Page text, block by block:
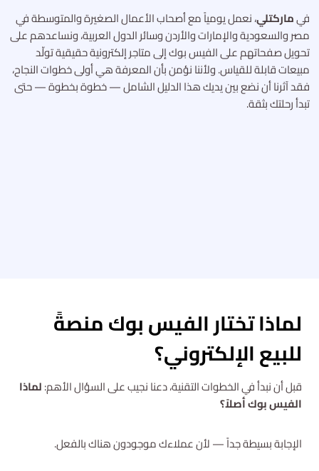
فيماركتلي، نعمل يومياً مع أصحاب الأعمال الصغيرة والمتوسطة في
مصر والسعودية والإمارات والأردن وسائر الدول العربية، ونساعدهم على
تحويل صفحاتهم على الفيس بوك إلى متاجر إلكترونية حقيقية تولّد
مبيعات قابلة للقياس. ولأننا نؤمن بأن المعرفة هي أولى خطوات النجاح،
فقد آثرنا أن نضع بين يديك هذا الدليل الشامل — خطوة بخطوة — حتى
تبدأ رحلتك بثقة.
لماذا تختار الفيس بوك منصةً
للبيع الإلكتروني؟
قبل أن نبدأ في الخطوات التقنية، دعنا نجيب على السؤال الأهم:لماذا
الفيس بوك أصلاً؟
الإجابة بسيطة جداً — لأن عملاءك موجودون هناك بالفعل.